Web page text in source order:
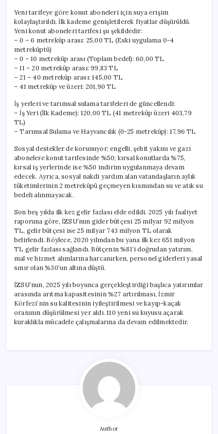
Yeni tarifeye göre konut aboneleri için suya erişim
kolaylaştırıldı. İlk kademe genişletilerek fiyatlar düşürüldü.
Yeni konut aboneleri tarifesi şu şekildedir:
– 0 – 6 metreküp arası: 25,00 TL (Eski uygulama 0-4
metreküptü)
– 0 – 10 metreküp arası (Toplam bedel): 60,00 TL
– 11 – 20 metreküp arası: 99,83 TL
– 21 – 40 metreküp arası: 145,00 TL
– 41 metreküp ve üzeri: 201,90 TL
İş yerleri ve tarımsal sulama tarifeleri de güncellendi:
– İş Yeri (İlk Kademe): 120,00 TL (41 metreküp üzeri 403,79
TL)
– Tarımsal Sulama ve Hayvancılık (0-25 metreküp): 17,96 TL
Sosyal destekler de korunuyor; engelli, şehit yakını ve gazi
abonelere konut tarifesinde %50; kırsal konutlarda %75,
kırsal iş yerlerinde ise %50 indirim uygulanmaya devam
edecek. Ayrıca, sosyal nakdi yardım alan vatandaşların aylık
tüketimlerinin 2 metreküpü geçmeyen kısmından su ve atık su
bedeli alınmayacak.
Son beş yılda ilk kez gelir fazlası elde edildi. 2025 yılı faaliyet
raporuna göre, İZSU’nun gider bütçesi 25 milyar 92 milyon
TL, gelir bütçesi ise 25 milyar 743 milyon TL olarak
belirlendi. Böylece, 2020 yılından bu yana ilk kez 651 milyon
TL gelir fazlası sağlandı. Bütçenin %81’i doğrudan yatırım,
mal ve hizmet alımlarına harcanırken, personel giderleri yasal
sınır olan %30’un altına düştü.
İZSU’nun, 2025 yılı boyunca gerçekleştirdiği başlıca yatırımlar
arasında arıtma kapasitesinin %27 artırılması, İzmir
Körfezi’nin su kalitesinin iyileştirilmesi ve kayıp-kaçak
oranının düşürülmesi yer aldı. 110 yeni su kuyusu açarak
kuraklıkla mücadele çalışmalarına da devam edilmektedir.
Author